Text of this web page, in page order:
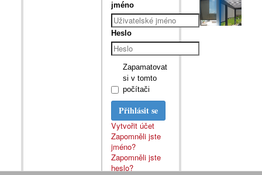
jméno
Heslo
Zapamatovat
si v tomto
počítači
Přihlásit se
Vytvořit účet
Zapomněli jste
jméno?
Zapomněli jste
heslo?